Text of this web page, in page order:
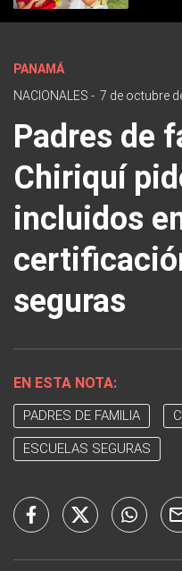
PANAMÁ
NACIONALES - 7 de octubre
Padres de
Chiriquí
incluidos
seguras
EN ESTA NOTA:
PADRES DE FAMILIA
ESCUELAS SEGURAS